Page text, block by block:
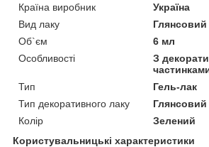
Країна виробник
Україна
Вид лаку
Глянсовий
Об`єм
6 мл
Особливості
З
Тип
Гель-лак
Тип декоративного лаку
Глянсовий
Колір
Зелений
Користувальницькі характеристики